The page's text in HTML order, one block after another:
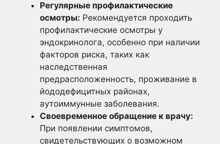
Регулярные профилактические
осмотры: Рекомендуется проходить
профилактические осмотры у
эндокринолога, особенно при наличии
факторов риска, таких как
наследственная
предрасположенность, проживание в
йододефицитных районах,
аутоиммунные заболевания.
Своевременное обращение к врачу:
При появлении симптомов,
свидетельствующих о возможном